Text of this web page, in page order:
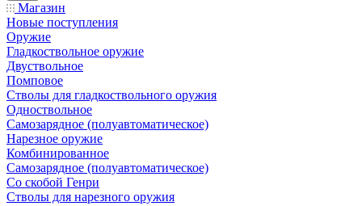
Магазин
Новые поступления
Оружие
Гладкоствольное оружие
Двуствольное
Помповое
Стволы для гладкоствольного оружия
Одноствольное
Самозарядное (полуавтоматическое)
Нарезное оружие
Комбинированное
Самозарядное (полуавтоматическое)
Со скобой Генри
Стволы для нарезного оружия